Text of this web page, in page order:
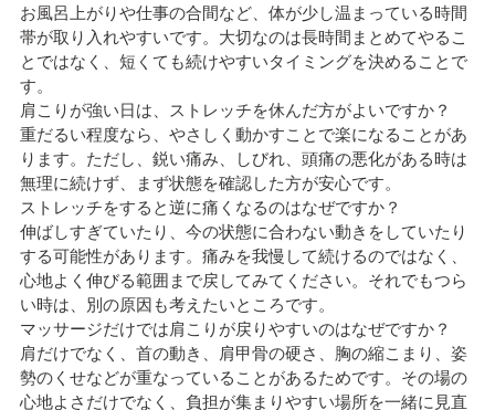
お風呂上がりや仕事の合間など、体が少し温まっている時間
帯が取り入れやすいです。大切なのは長時間まとめてやるこ
とではなく、短くても続けやすいタイミングを決めることで
す。
肩こりが強い日は、ストレッチを休んだ方がよいですか？
重だるい程度なら、やさしく動かすことで楽になることがあ
ります。ただし、鋭い痛み、しびれ、頭痛の悪化がある時は
無理に続けず、まず状態を確認した方が安心です。
ストレッチをすると逆に痛くなるのはなぜですか？
伸ばしすぎていたり、今の状態に合わない動きをしていたり
する可能性があります。痛みを我慢して続けるのではなく、
心地よく伸びる範囲まで戻してみてください。それでもつら
い時は、別の原因も考えたいところです。
マッサージだけでは肩こりが戻りやすいのはなぜですか？
肩だけでなく、首の動き、肩甲骨の硬さ、胸の縮こまり、姿
勢のくせなどが重なっていることがあるためです。その場の
心地よさだけでなく、負担が集まりやすい場所を一緒に見直